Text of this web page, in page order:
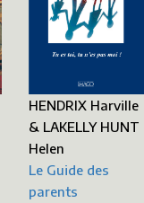
HENDRIX Harville
& LAKELLY HUNT
Helen
Le Guide des
parents